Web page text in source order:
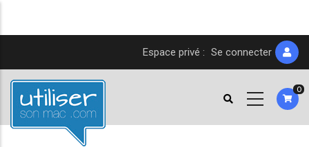
contenu
principal
Espace privé : Se connecter
0